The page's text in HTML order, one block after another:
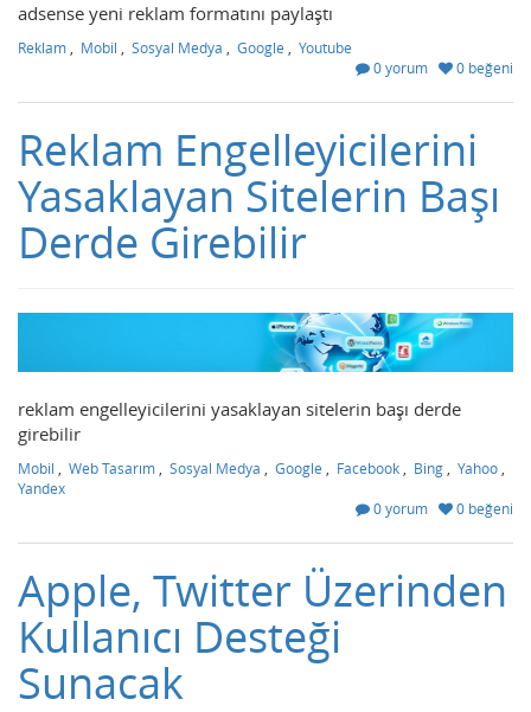
adsense yeni reklam formatını paylaştı
Reklam , Mobil , Sosyal Medya , Google , Youtube
0 yorum
0 beğeni
Reklam Engelleyicilerini
Yasaklayan Sitelerin Başı
Derde Girebilir
reklam engelleyicilerini yasaklayan sitelerin başı derde
girebilir
Mobil Web Tasarım Sosyal Medya Google Facebook Bing Yahoo
Yandex
0 yorum
0 beğeni
Apple, Twitter Üzerinden
Kullanıcı Desteği
Sunacak